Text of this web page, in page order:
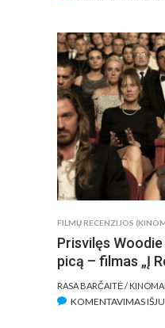
FILMŲ RECENZIJOS
Prisvilęs
picą – filmas „Į
RASA BARČAITĖ /
KOMENTAVIMAS